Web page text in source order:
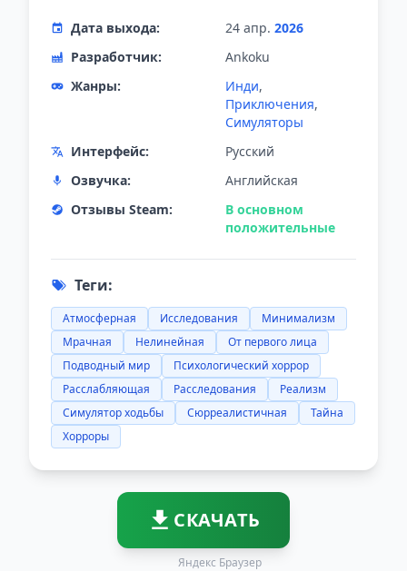
Дата выхода: 24 апр. 2026
Разработчик:
Ankoku
Жанры:
Инди,
Приключения,
Симуляторы
Интерфейс:
Русский
Озвучка:
Английская
Отзывы Steam:
В основном
положительные
Теги:
Атмосферная Исследования
Минимализм
Мрачная
Нелинейная
От первого лица
Подводный мир
Психологический хоррор
Расслабляющая
Расследования
Реализм
Симулятор ходьбы
Сюрреалистичная
Тайна
Хорроры
СКАЧАТЬ
Яндекс Браузер